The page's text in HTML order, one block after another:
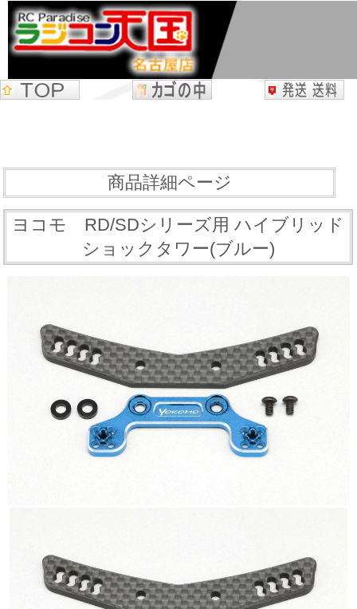
商品詳細ページ
ヨコモ RD/SDシリーズ用 ハイブリッド
ショックタワー(ブルー)